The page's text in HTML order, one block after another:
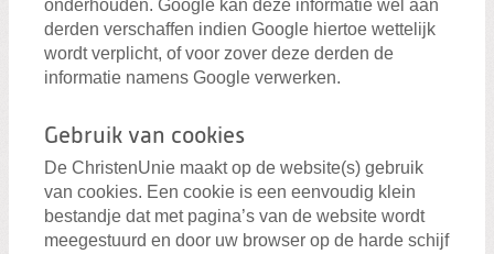
onderhouden. Google kan deze informatie wel aan
derden verschaffen indien Google hiertoe wettelijk
wordt verplicht, of voor zover deze derden de
informatie namens Google verwerken.
Gebruik van cookies
De ChristenUnie maakt op de website(s) gebruik
van cookies. Een cookie is een eenvoudig klein
bestandje dat met pagina’s van de website wordt
meegestuurd en door uw browser op de harde schijf